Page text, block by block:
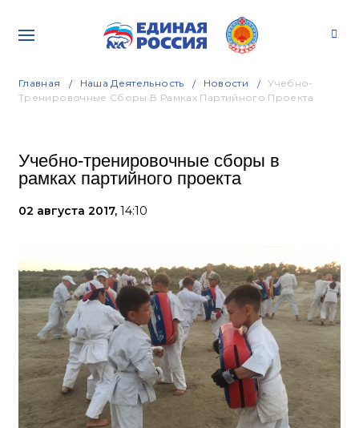
Главная Наша Деятельность Новости
Учебно-
Тренировочные Сборы В Рамках Партийного Проекта
Учебно-тренировочные сборы в
рамках партийного проекта
02 августа 2017, 14:10